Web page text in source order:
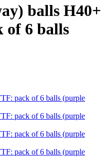
balls H40+
6 balls